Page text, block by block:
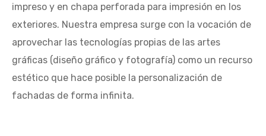
impreso y en chapa perforada para impresión en los
exteriores. Nuestra empresa surge con la vocación de
aprovechar las tecnologías propias de las artes
gráficas (diseño gráfico y fotografía) como un recurso
estético que hace posible la personalización de
fachadas de forma infinita.